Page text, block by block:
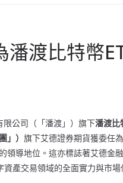
潘渡比特幣
公司（「潘渡」）旗下潘渡比
」） 旗下艾德證券期貨獲委任
領導地位。這亦標誌著艾德金
產交易領域的全面實力與市場